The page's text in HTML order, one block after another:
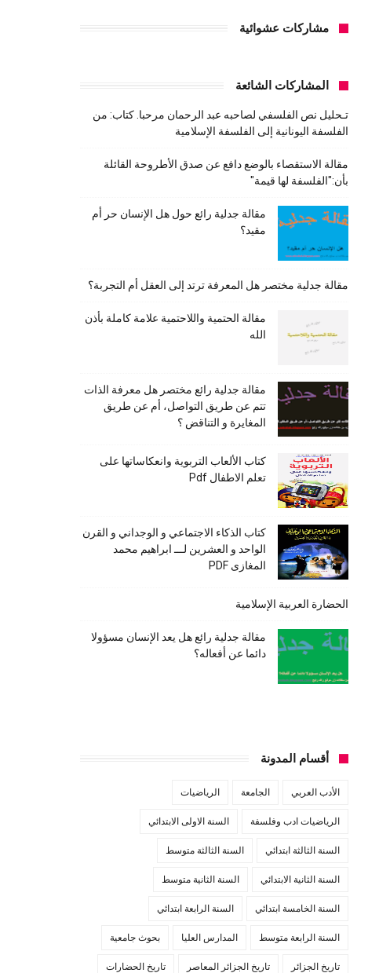
مشاركات عشوائية
المشاركات الشائعة
تـحليل نص الفلسفي لصاحبه عبد الرحمان مرحبا. كتاب: من
الفلسفة اليونانية إلى الفلسفة الإسلامية
مقالة الاستقصاء بالوضع دافع عن صدق الأطروحة القائلة
بأن:"الفلسفة لها قيمة"
مقالة جدلية رائع حول هل الإنسان حر أم
مقيد؟
مقالة جدلية مختصر هل المعرفة ترتد إلى العقل أم التجربة؟
مقالة الحتمية واللاحتمية علامة كاملة بأذن
الله
مقالة جدلية رائع مختصر هل معرفة الذات
تتم عن طريق التواصل، أم عن طريق
المغايرة و التناقض ؟
كتاب الألعاب التربوية وانعكاساتها على
تعلم الاطفال Pdf
كتاب الذكاء الاجتماعي و الوجداني و القرن
الواحد و العشرين لـــ ابراهيم محمد
المغازى PDF
الحضارة العربية الإسلامية
مقالة جدلية رائع هل يعد الإنسان مسؤولا
دائما عن أفعاله؟
أقسام المدونة
الأدب العربي الجامعة الرياضيات
الرياضيات ادب وفلسفة السنة الاولى الابتدائي
السنة الثالثة ابتدائي السنة الثالثة متوسط
السنة الثانية الابتدائي السنة الثانية متوسط
السنة الخامسة ابتدائي السنة الرابعة ابتدائي
السنة الرابعة متوسط المدارس العليا بحوث جامعية
تاريخ الجزائر تاريخ الجزائر المعاصر تاريخ الحضارات